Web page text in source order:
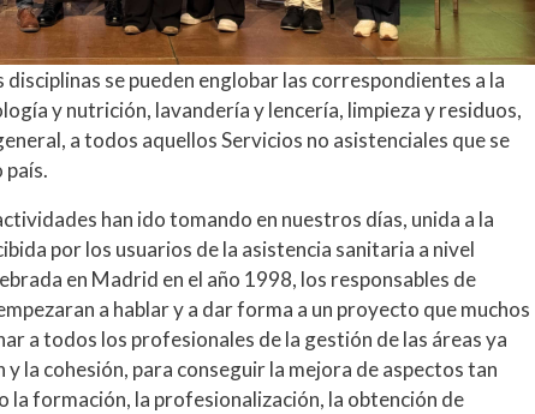
se pueden englobar las correspondientes a la
y nutrición, lavandería y lencería, limpieza y residuos,
a todos aquellos Servicios no asistenciales que se
país.
han ido tomando en nuestros días, unida a la
por los usuarios de la asistencia sanitaria a nivel
en Madrid en el año 1998, los responsables de
a hablar y a dar forma a un proyecto que muchos
a todos los profesionales de la gestión de las áreas ya
la cohesión, para conseguir la mejora de aspectos tan
la formación, la profesionalización, la obtención de